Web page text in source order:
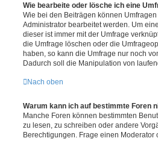
Wie bearbeite oder lösche ich eine
Wie bei den Beiträgen können
Administrator bearbeitet werden. Um
dieser ist immer mit der Umfrage
die Umfrage löschen oder die
haben, so kann die Umfrage nur noch
Dadurch soll die Manipulation von
Nach oben
Warum kann ich auf bestimmte Foren
Manche Foren können bestimmten
zu lesen, zu schreiben oder andere
Berechtigungen. Frage einen